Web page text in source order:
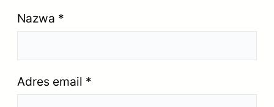
Nazwa *
Adres email *